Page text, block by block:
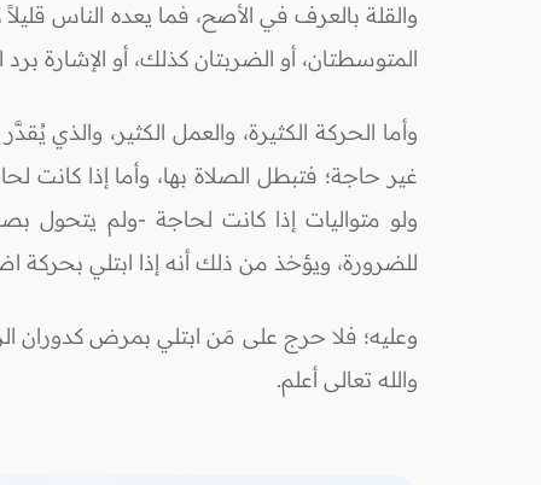
والقلة بالعرف في الأصح، فما يعده الناس
المتوسطتان، أو الضربتان كذلك، أو الإشارة برد
وأما الحركة الكثيرة، والعمل الكثير، والذي
غير حاجة؛ فتبطل الصلاة بها، وأما إذا كانت
ولو متواليات إذا كانت لحاجة -ولم يتحول
للضرورة، ويؤخذ من ذلك أنه إذا ابتلي بحركة
وعليه؛ فلا حرج على مَن ابتلي بمرض كدوران
والله تعالى أعلم.